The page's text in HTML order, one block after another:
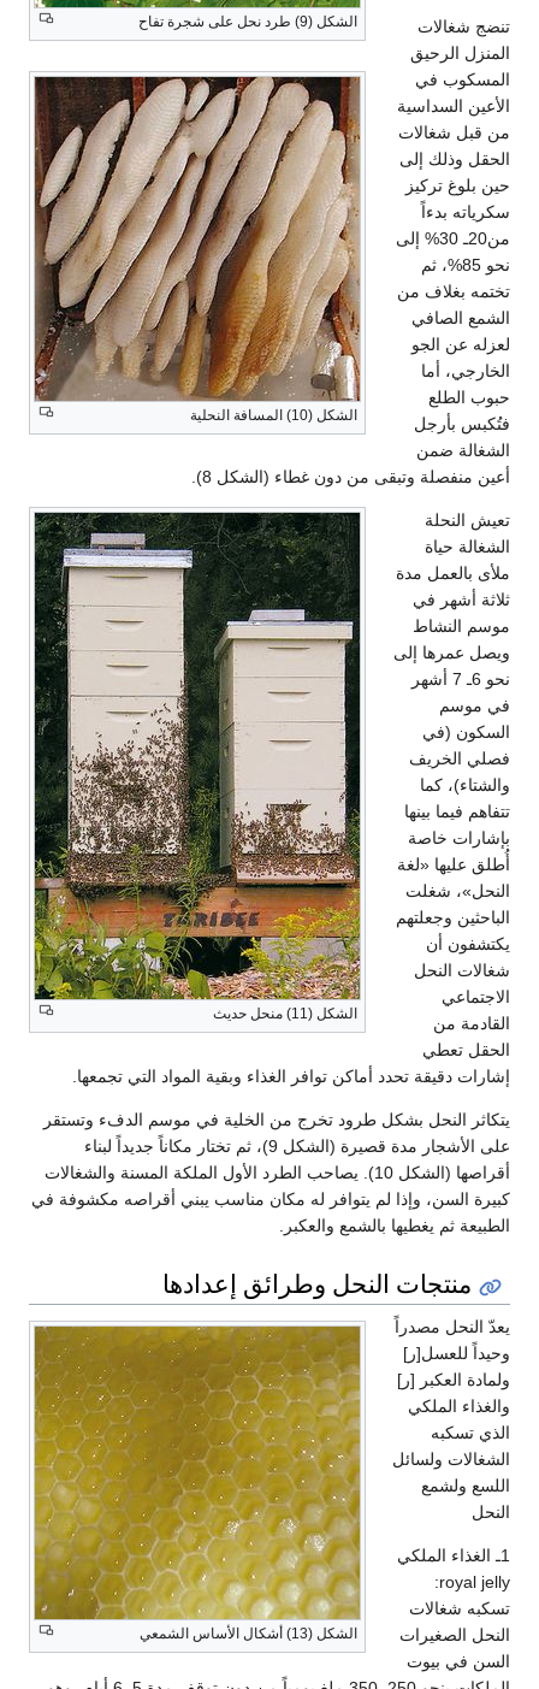
الشكل (9) طرد نحل على شجرة تفاح
الشكل (10) المسافة النحلية
تنضج شغالات
المنزل الرحيق
المسكوب في
الأعين السداسية
من قبل شغالات
الحقل وذلك إلى
حين بلوغ تركيز
سكرياته بدءاً
من20ـ 30% إلى
نحو 85%، ثم
تختمه بغلاف من
الشمع الصافي
لعزله عن الجو
الخارجي، أما
حبوب الطلع
فتُكبس بأرجل
الشغالة ضمن
أعين منفصلة وتبقى من دون غطاء (الشكل 8).
الشكل (11) منحل حديث
تعيش النحلة
الشغالة حياة
ملأى بالعمل مدة
ثلاثة أشهر في
موسم النشاط
ويصل عمرها إلى
نحو 6ـ 7 أشهر
في موسم
السكون (في
فصلي الخريف
والشتاء)، كما
تتفاهم فيما بينها
بإشارات خاصة
أُطلق عليها «لغة
النحل»، شغلت
الباحثين وجعلتهم
يكتشفون أن
شغالات النحل
الاجتماعي
القادمة من
الحقل تعطي
إشارات دقيقة تحدد أماكن توافر الغذاء وبقية المواد التي تجمعها.
يتكاثر النحل بشكل طرود تخرج من الخلية في موسم الدفء وتستقر
على الأشجار مدة قصيرة (الشكل 9)، ثم تختار مكاناً جديداً لبناء
أقراصها (الشكل 10). يصاحب الطرد الأول الملكة المسنة والشغالات
كبيرة السن، وإذا لم يتوافر له مكان مناسب يبني أقراصه مكشوفة في
الطبيعة ثم يغطيها بالشمع والعكبر.
منتجات النحل وطرائق إعدادها
الشكل (13) أشكال الأساس الشمعي
يعدّ النحل مصدراً
وحيداً للعسل[ر]
ولمادة العكبر [ر]
والغذاء الملكي
الذي تسكبه
الشغالات ولسائل
اللسع ولشمع
النحل
1ـ الغذاء الملكي
royal jelly:
تسكبه شغالات
النحل الصغيرات
السن في بيوت